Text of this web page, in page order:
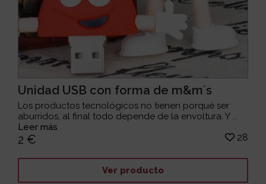
Unidad USB con forma de m&m´s
Los productos tecnológicos no tienen porqué ser
aburridos, al final todo depende de la envoltura. Y ...
Leer más
2 € 28
Ver producto